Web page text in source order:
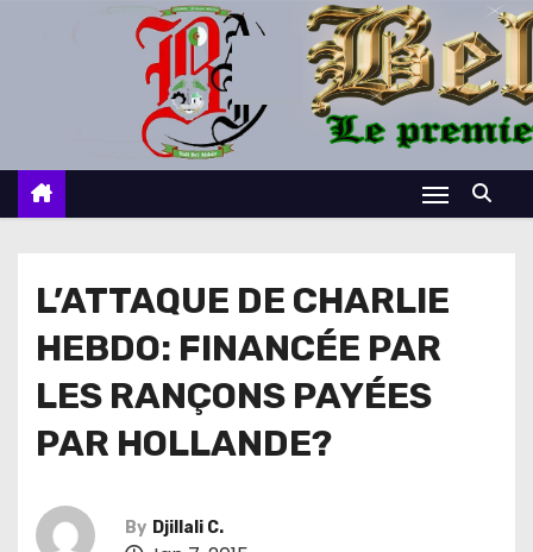
c
L’ATTAQUE DE CHARLIE
HEBDO: FINANCÉE PAR
LES RANÇONS PAYÉES
PAR HOLLANDE?
By Djillali C.